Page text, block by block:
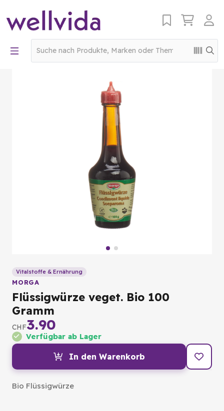
Vitalstoffe & Ernährung
MORGA
Flüssigwürze veget. Bio 100
Gramm
CHF3.90
Verfügbar ab Lager
In den Warenkorb
Bio Flüssigwürze